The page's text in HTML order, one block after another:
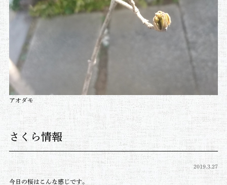
アオダモ
さくら情報
2019.3.27
今日の桜はこんな感じです。